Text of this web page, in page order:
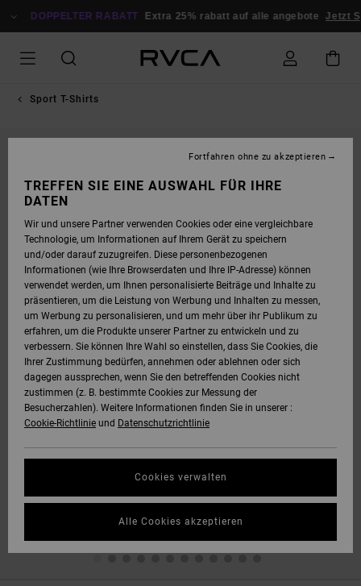
ZUR
DOPPELTER RABATT Extra 25% rabatt auf alle angebote Jetzt
Sport T-Shirts
TREFFEN SIE EINE AUSWAHL FÜR IHRE
DATEN
Wir und unsere Partner verwenden Cookies oder eine vergleichbare
Technologie, um Informationen auf Ihrem Gerät zu speichern
und/oder darauf zuzugreifen. Diese personenbezogenen
Informationen (wie Ihre Browserdaten und Ihre IP-Adresse) können
verwendet werden, um Ihnen personalisierte Beiträge und Inhalte zu
präsentieren, um die Leistung von Werbung und Inhalten zu messen,
um Werbung zu personalisieren, und um mehr über ihr Publikum zu
erfahren, um die Produkte unserer Partner zu entwickeln und zu
verbessern. Sie können Ihre Wahl so einstellen, dass Sie Cookies, die
Ihrer Zustimmung bedürfen, annehmen oder ablehnen oder sich
dagegen aussprechen, wenn Sie den betreffenden Cookies nicht
zustimmen (z. B. bestimmte Cookies zur Messung der
Besucherzahlen). Weitere Informationen finden Sie in unserer :
Cookie-Richtlinie und Datenschutzrichtlinie
Cookies verwalten
Fortfahren ohne zu akzeptieren
Alle Cookies akzeptieren